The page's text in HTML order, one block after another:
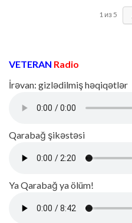
1 из 5
VETERAN Radio
İrəvan: gizlədilmiş həqiqətlər
Qarabağ şikəstəsi
Ya Qarabağ ya ölüm!